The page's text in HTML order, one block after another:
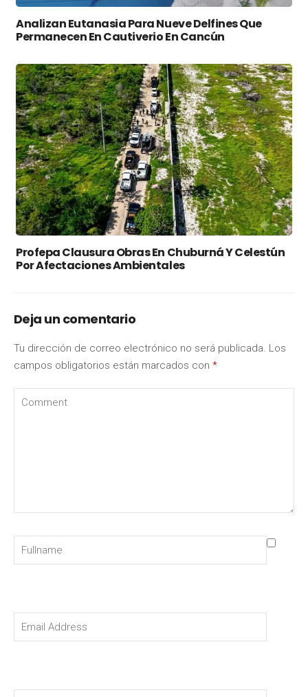
Analizan Eutanasia Para Nueve Delfines Que
Permanecen En Cautiverio En Cancún
Profepa Clausura Obras En Chuburná Y Celestún
Por Afectaciones Ambientales
Deja un comentario
Tu dirección de correo electrónico no será publicada. Los
campos obligatorios están marcados con *